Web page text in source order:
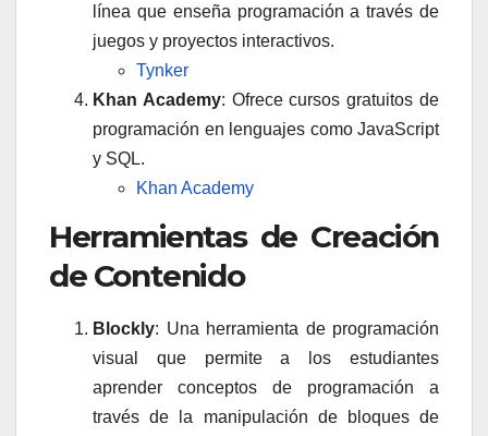
línea que enseña programación a través de
juegos y proyectos interactivos.
Tynker
Khan Academy: Ofrece cursos gratuitos de
programación en lenguajes como JavaScript
y SQL.
Khan Academy
Herramientas de Creación
de Contenido
Blockly: Una herramienta de programación
visual que permite a los estudiantes
aprender conceptos de programación a
través de la manipulación de bloques de